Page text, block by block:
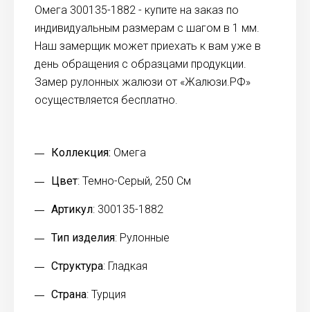
Омега 300135-1882 - купите на заказ по
индивидуальным размерам с шагом в 1 мм.
Наш замерщик может приехать к вам уже в
день обращения с образцами продукции.
Замер рулонных жалюзи от «Жалюзи.РФ»
осуществляется бесплатно.
Коллекция: Омега
Цвет: Темно-Серый, 250 См
Артикул: 300135-1882
Тип изделия: Рулонные
Структура: Гладкая
Страна: Турция